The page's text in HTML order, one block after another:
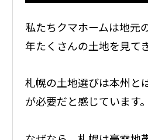
私たちクマホームは地元
年たくさんの土地を見て
札幌の土地選びは本州と
が必要だと感じています。